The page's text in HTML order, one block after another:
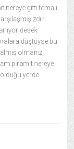
nereye gitti temalı
desek
düştüyse bu
olmanız
piramit nereye
yerde